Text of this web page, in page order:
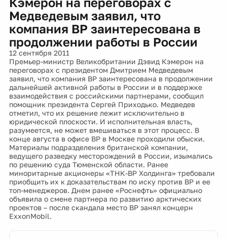
Медведевым заявил, что
компания BP заинтересована в
продолжении работы в России
12 сентября 2011
Премьер-министр Великобритании Дэвид Кэмерон на
переговорах с президентом Дмитрием Медведевым
заявил, что компания BP заинтересована в продолжении
дальнейшей активной работы в России и в поддержке
взаимодействия с российскими партнерами, сообщил
помощник президента Сергей Приходько. Медведев
отметил, что их решение лежит исключительно в
юридической плоскости. И исполнительная власть,
разумеется, не может вмешиваться в этот процесс. В
конце августа в офисе BP в Москве проходили обыски.
Материалы подразделения британской компании,
ведущего разведку месторождений в России, изымались
по решению суда Тюменской области. Ранее
миноритарные акционеры «ТНК-ВР Холдинга» требовали
приобщить их к доказательствам по иску против BP и ее
топ-менеджеров. Днем ранее «Роснефть» официально
объявила о смене партнера по развитию арктических
проектов – после скандала место BP занял концерн
ExxonMobil.